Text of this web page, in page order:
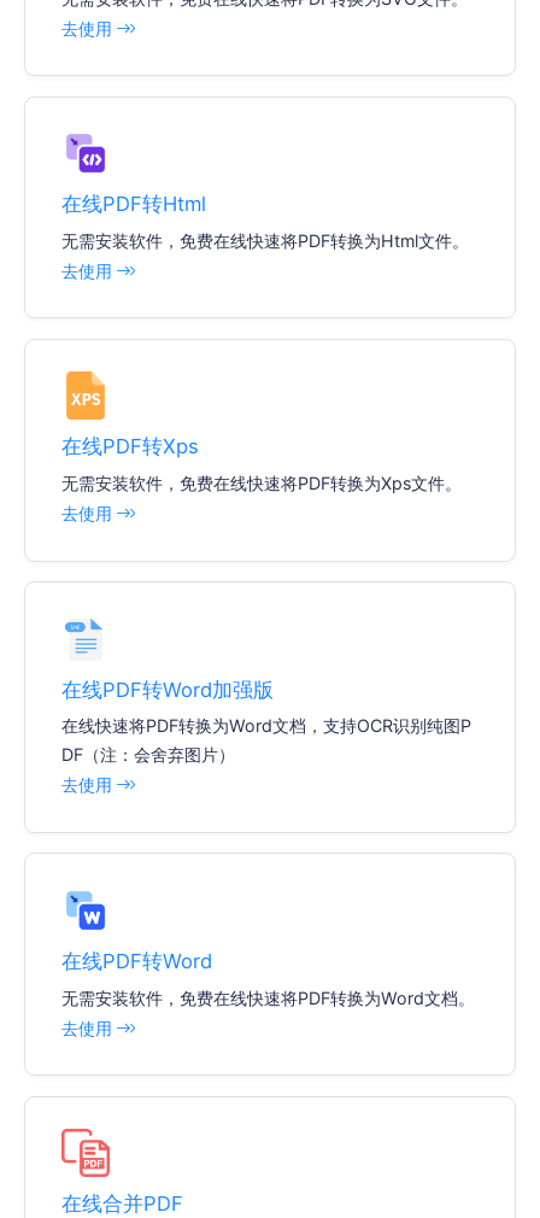
去使用
在线PDF转Html
无需安装软件，免费在线快速将PDF转换为Html文件。
去使用
在线PDF转Xps
无需安装软件，免费在线快速将PDF转换为Xps文件。
去使用
在线PDF转Word加强版
在线快速将PDF转换为Word文档，支持OCR识别纯图P
DF（注：会舍弃图片）
去使用
在线PDF转Word
无需安装软件，免费在线快速将PDF转换为Word文档。
去使用
在线合并PDF